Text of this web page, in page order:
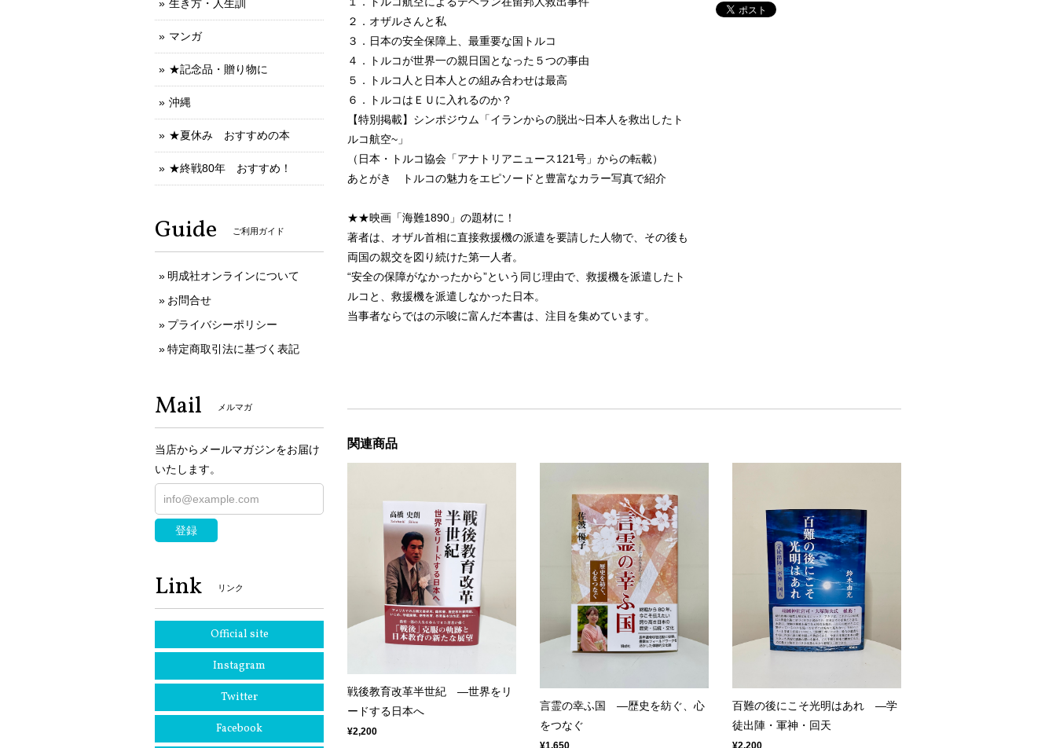
２．オザルさんと私
３．日本の安全保障上、最重要な国トルコ
４．トルコが世界一の親日国となった５つの事由
５．トルコ人と日本人との組み合わせは最高
６．トルコはＥＵに入れるのか？
【特別掲載】シンポジウム「イランからの脱出~日本人を救出したト
ルコ航空~」
（日本・トルコ協会「アナトリアニュース121号」からの転載）
あとがき トルコの魅力をエピソードと豊富なカラー写真で紹介
★★映画「海難1890」の題材に！
著者は、オザル首相に直接救援機の派遣を要請した人物で、その後も
両国の親交を図り続けた第一人者。
“安全の保障がなかったから”という同じ理由で、救援機を派遣したト
ルコと、救援機を派遣しなかった日本。
当事者ならではの示唆に富んだ本書は、注目を集めています。
関連商品
戦後教育改革半世紀 ―世界をリ
ードする日本へ
¥2,200
言霊の幸ふ国 ―歴史を紡ぐ、心
をつなぐ
¥1,650
百難の後にこそ光明はあれ ―学
徒出陣・軍神・回天
¥2,200
生き方・人生訓
マンガ
★記念品・贈り物に
沖縄
★夏休み おすすめの本
★終戦80年 おすすめ！
Guide ご利用ガイド
明成社オンラインについて
お問合せ
プライバシーポリシー
特定商取引法に基づく表記
Mail メルマガ
当店からメールマガジンをお届け
いたします。
登録
Link リンク
Official site
Instagram
Twitter
Facebook